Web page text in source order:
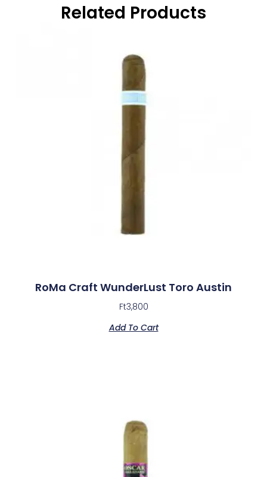
Related Products
RoMa Craft WunderLust Toro Austin
Ft3,800
Add To Cart